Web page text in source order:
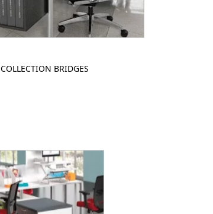
COLLECTION BRIDGES